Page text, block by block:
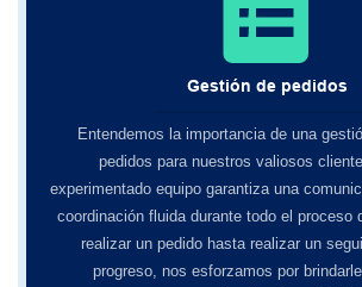
Gestión de pedidos
Entendemos la importancia de una
pedidos para nuestros valiosos
experimentado equipo garantiza una
coordinación fluida durante todo el proceso
realizar un pedido hasta realizar un
progreso, nos esforzamos por